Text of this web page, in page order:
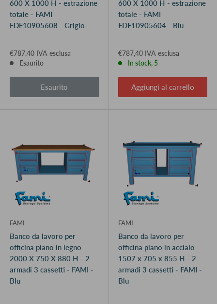
600 X 1000 H - estrazione
totale - FAMI
FDF10905608 - Grigio
€787,40 IVA esclusa
Esaurito
Esaurito
600 X 1000 H - estrazione
totale - FAMI
FDF10905604 - Blu
€787,40 IVA esclusa
In stock, 5
Aggiungi al carrello
FAMI
Banco da lavoro per
officina piano in legno
2000 X 750 X 880 H - 2
armadi 3 cassetti - FAMI -
Blu
FAMI
Banco da lavoro per
officina piano in acciaio
1507 x 705 x 855 H - 2
armadi 3 cassetti - FAMI -
Blu